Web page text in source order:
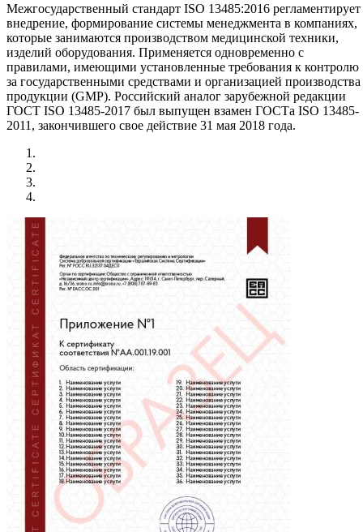
Межгосударственный стандарт ISO 13485:2016 регламентирует
внедрение, формирование системы менеджмента в компаниях,
которые занимаются производством медицинской техники,
изделий оборудования. Применяется одновременно с
правилами, имеющими установленные требования к контролю
за государственными средствами и организацией производства
продукции (GMP). Российский аналог зарубежной редакции
ГОСТ ISO 13485-2017 был выпущен взамен ГОСТа ISO 13485-
2011, закончившего свое действие 31 мая 2018 года.